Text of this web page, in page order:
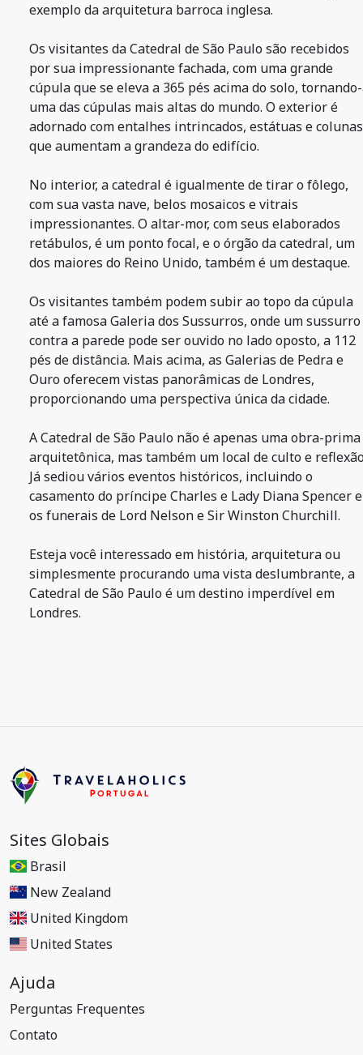
exemplo da arquitetura barroca inglesa.
Os visitantes da Catedral de São Paulo são recebidos
por sua impressionante fachada, com uma grande
cúpula que se eleva a 365 pés acima do solo,
uma das cúpulas mais altas do mundo. O exterior é
adornado com entalhes intrincados, estátuas e
que aumentam a grandeza do edifício.
No interior, a catedral é igualmente de tirar o fôlego,
com sua vasta nave, belos mosaicos e vitrais
impressionantes. O altar-mor, com seus elaborados
retábulos, é um ponto focal, e o órgão da catedral, um
dos maiores do Reino Unido, também é um destaque.
Os visitantes também podem subir ao topo da cúpula
até a famosa Galeria dos Sussurros, onde um sussurro
contra a parede pode ser ouvido no lado oposto, a 112
pés de distância. Mais acima, as Galerias de Pedra e
Ouro oferecem vistas panorâmicas de Londres,
proporcionando uma perspectiva única da cidade.
A Catedral de São Paulo não é apenas uma obra-prima
arquitetônica, mas também um local de culto e
Já sediou vários eventos históricos, incluindo o
casamento do príncipe Charles e Lady Diana Spencer e
os funerais de Lord Nelson e Sir Winston Churchill.
Esteja você interessado em história, arquitetura ou
simplesmente procurando uma vista deslumbrante, a
Catedral de São Paulo é um destino imperdível em
Londres.
Sites Globais
Brasil
New Zealand
United Kingdom
United States
Ajuda
Perguntas Frequentes
Contato